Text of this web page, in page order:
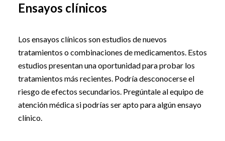
Ensayos clínicos
Los ensayos clínicos son estudios de nuevos
tratamientos o combinaciones de medicamentos. Estos
estudios presentan una oportunidad para probar los
tratamientos más recientes. Podría desconocerse el
riesgo de efectos secundarios. Pregúntale al equipo de
atención médica si podrías ser apto para algún ensayo
clínico.